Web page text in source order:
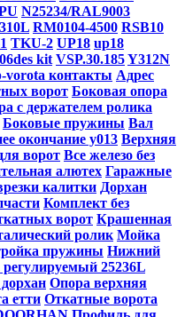
N25234/RAL9003
RM0104-4500 RSB10
TKU-2 UP18 up18
kit VSP.30.185Y312N
vorota контакты Адрес
ворот Боковая опора
с держателем ролика
Боковые пружины Вал
окончание y013 Верхняя
ворот Все железо без
алютех Гаражные
калитки Дорхан
Комплект без
ворот Крашенная
ролик Мойка
пружины Нижний
25236L
Опора верхняя
етти Откатные ворота